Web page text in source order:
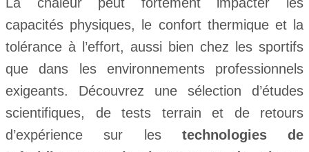
capacités physiques, le confort thermique et la
tolérance à l’effort, aussi bien chez les sportifs
que dans les environnements professionnels
exigeants. Découvrez une sélection d’études
scientifiques, de tests terrain et de retours
d’expérience sur les technologies de